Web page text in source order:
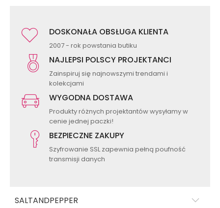
DOSKONAŁA OBSŁUGA KLIENTA
2007 - rok powstania butiku
NAJLEPSI POLSCY PROJEKTANCI
Zainspiruj się najnowszymi trendami i
kolekcjami
WYGODNA DOSTAWA
Produkty różnych projektantów wysyłamy w
cenie jednej paczki!
BEZPIECZNE ZAKUPY
Szyfrowanie SSL zapewnia pełną poufność
transmisji danych
SALTANDPEPPER